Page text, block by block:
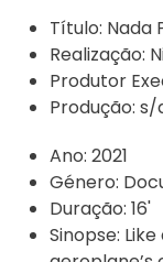
Título: Nada
Realização:
Produtor
Produção: s/
Ano: 2021
Género:
Duração: 16'
Sinopse: